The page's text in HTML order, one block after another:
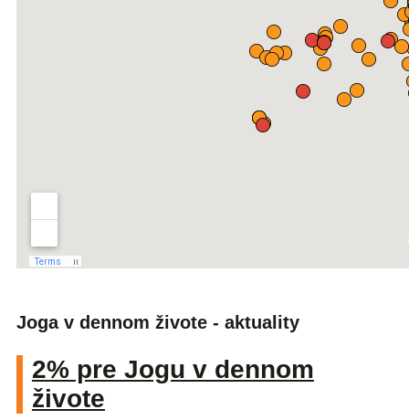
Joga v dennom živote - aktuality
2% pre Jogu v dennom
živote